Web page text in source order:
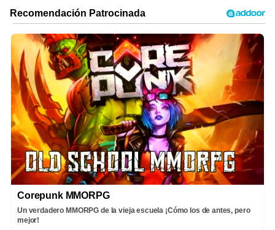
Corepunk MMORPG
Un verdadero MMORPG de la vieja escuela ¡Cómo los de antes, pero
mejor!